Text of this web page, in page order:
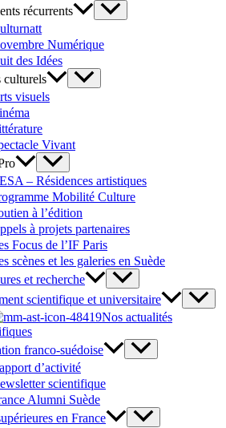
récurrents
Numérique
des Idées
culturels
visuels
Vivant
– Résidences artistiques
Mobilité Culture
à l’édition
à projets partenaires
Focus de l’IF Paris
scènes et les galeries en Suède
et recherche
scientifique et universitaire
Nos actualités
franco-suédoise
d’activité
scientifique
Alumni Suède
en France